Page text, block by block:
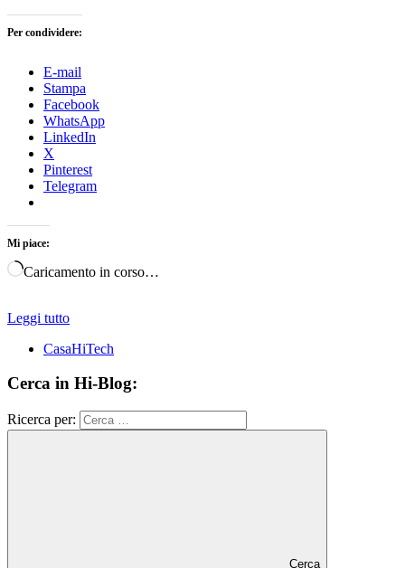
Per condividere:
E-mail
Stampa
Facebook
WhatsApp
LinkedIn
X
Pinterest
Telegram
Mi piace:
Caricamento in corso…
Leggi tutto
CasaHiTech
Cerca in Hi-Blog:
Ricerca per:
Cerca